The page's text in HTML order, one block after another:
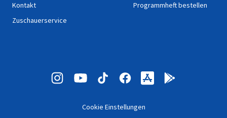
Kontakt
Zuschauerservice
Programmheft bestellen
Cookie Einstellungen